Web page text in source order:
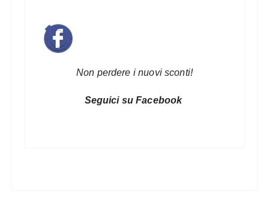
Non perdere i nuovi sconti!
Seguici su Facebook